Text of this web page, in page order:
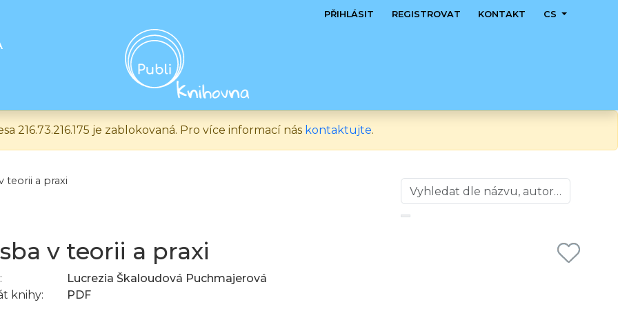
PŘIHLÁSIT REGISTROVAT KONTAKT CS
216.73.216.175 je zablokovaná. Pro více informací nás kontaktujte.
teorii a praxi
v teorii a praxi
Lucrezia Škaloudová Puchmajerová
knihy:
PDF